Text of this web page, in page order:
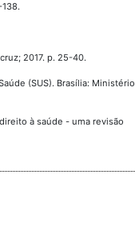
2017. p. 25-40.
(SUS). Brasília: Ministério
à saúde - uma revisão